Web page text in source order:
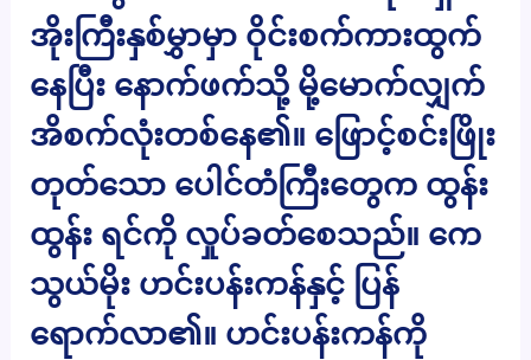
အိုးကြီးနှစ်မွှာမှာ ဝိုင်းစက်ကားထွက်
နေပြီး နောက်ဖက်သို့ မို့မောက်လျှက်
အိစက်လုံးတစ်နေ၏။ ဖြောင့်စင်းဖြိုး
တုတ်သော ပေါင်တံကြီးတွေက ထွန်း
ထွန်း ရင်ကို လှုပ်ခတ်စေသည်။ ကေ
သွယ်မိုး ဟင်းပန်းကန်နှင့် ပြန်
ရောက်လာ၏။ ဟင်းပန်းကန်ကို